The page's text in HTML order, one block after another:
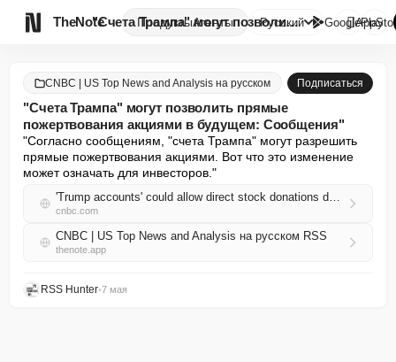
TheNote ПродуктыАгенты "Счета Трампа" могут позволить...
Русский GooglePlay

CNBC | US Top News and Analysis на русском Подписаться
"Счета Трампа" могут позволить прямые
пожертвования акциями в будущем: Сообщения"
"Согласно сообщениям, "счета Трампа" могут разрешить
прямые пожертвования акциями. Вот что это изменение
может означать для инвесторов."
'Trump accounts' could allow direct stock donations down the road: Reports
cnbc.com
CNBC | US Top News and Analysis на русском RSS
thenote.app
RSS Hunter•7 мая